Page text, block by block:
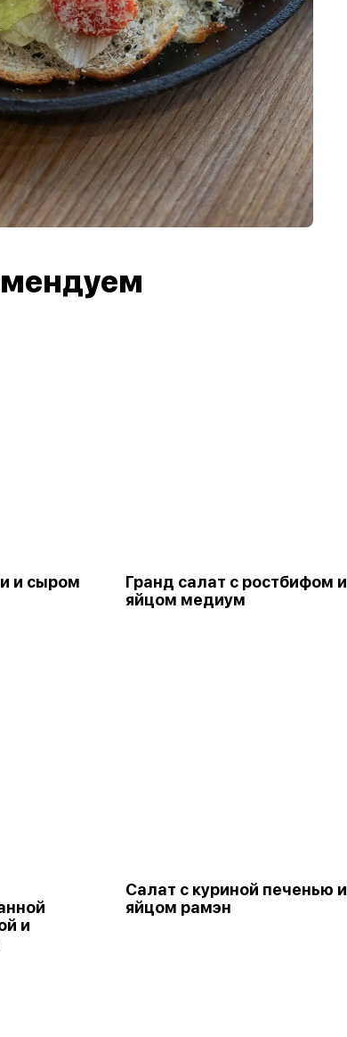
и сыром
Гранд салат с ростбифом и
яйцом медиум
и
Салат с куриной печенью и
яйцом рамэн